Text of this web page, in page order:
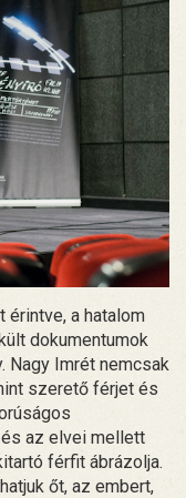
a hatalom
dokumentumok
Nagy Imrét nemcsak
szerető férjet és
az elvei mellett
férfit ábrázolja.
őt, az embert,